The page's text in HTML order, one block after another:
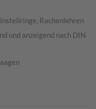
Rachenlehren
und anzeigend nach DIN